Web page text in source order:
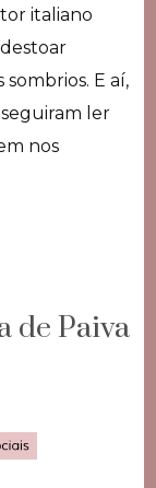
italiano
E aí,
ler
nos
de Paiva